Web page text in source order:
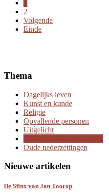
2
Volgende
Einde
Thema
Dagelijks leven
Kunst en kunde
Religie
Opvallende personen
Uitgelicht
Oude nederzettingen
Nieuwe artikelen
De Sfinx van Jan Toorop